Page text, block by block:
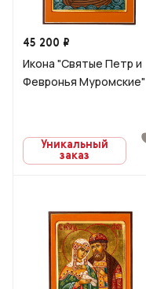
45 200 ₽
Икона "Святые Петр и
Февронья Муромские"
Уникальный
заказ